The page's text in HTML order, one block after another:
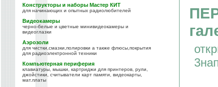
Конструкторы и наборы Мастер КИТ
для начинающих и опытных радиолюбителей
Видеокамеры
черно-белые и цветные минивидеокамеры и
видеоглазки
Аэрозоли
для чистки,смазки,полировки а также флюсы,покрытия
для радиоэлектронной техники
Компьютерная периферия
клавиатуры, мышки, картриджи для принтеров, рули,
джойстики, считыватели карт памяти, видеокарты,
мат.платы